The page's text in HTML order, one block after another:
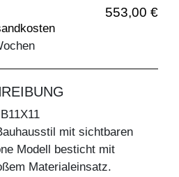
553,00 €
mit sichtbaren
Modell besticht mit
Materialeinsatz.